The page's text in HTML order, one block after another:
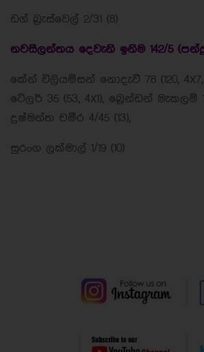
ඩග් බ්‍රැස්වෙල් 2/31 (8)
නවසීලන්තය දෙවැනි ඉනිම 142/5
කේන් විලියම්සන් නොදැවී 78 (120, 4x7,
ටේලර් 35 (53, 4x1), බ්‍රෙන්ඩන් මැකලම්
දුෂ්මන්ත චමීර 4/45 (13),
සුරංග ලක්මාල් 1/19 (10)